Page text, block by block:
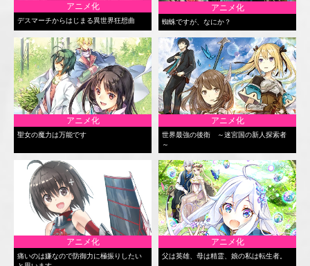
アニメ化
デスマーチからはじまる異世界狂想曲
アニメ化
蜘蛛ですが、なにか？
アニメ化
聖女の魔力は万能です
アニメ化
世界最強の後衛 ～迷宮国の新人探索者
～
アニメ化
痛いのは嫌なので防御力に極振りしたい
アニメ化
父は英雄、母は精霊、娘の私は転生者。